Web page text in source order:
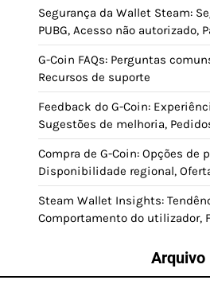
Segurança da Wallet Steam:
PUBG, Acesso não autorizado,
G-Coin FAQs: Perguntas
Recursos de suporte
Feedback do G-Coin:
Sugestões de melhoria,
Compra de G-Coin: Opções de
Disponibilidade regional,
Steam Wallet Insights:
Comportamento do utilizador,
Arquivo